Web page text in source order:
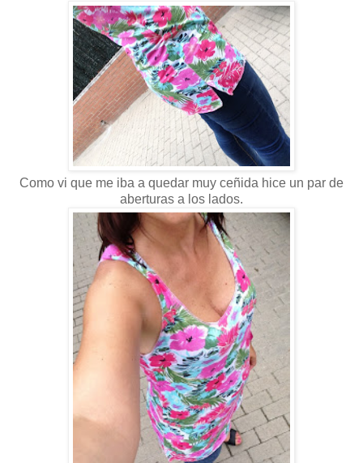
Como vi que me iba a quedar muy ceñida hice un par de
aberturas a los lados.